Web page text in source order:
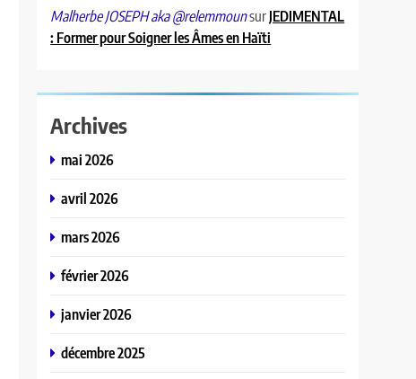
Malherbe JOSEPH aka @relemmounsurJEDIMENTAL
: Former pour Soigner les Âmes en Haïti
Archives
mai 2026
avril 2026
mars 2026
février 2026
janvier 2026
décembre 2025